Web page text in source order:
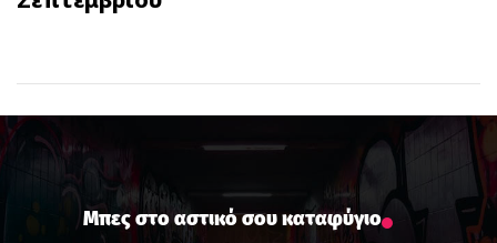
Μπες στο αστικό σου καταφύγιο